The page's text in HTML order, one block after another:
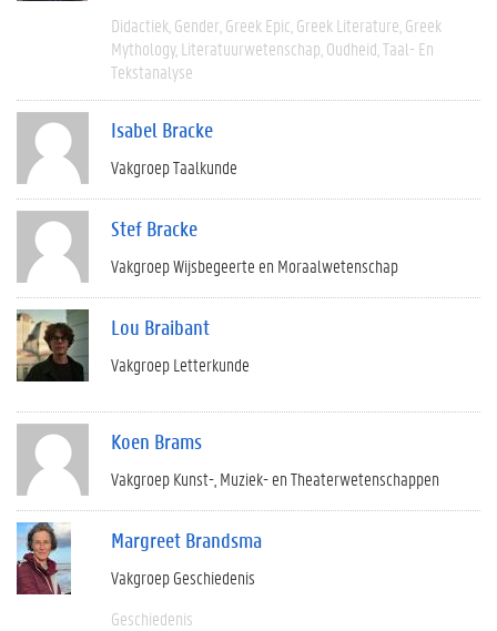
Didactiek Gender Greek Epic Greek Literature Greek
Mythology Literatuurwetenschap Oudheid Taal- En
Tekstanalyse
Isabel Bracke
Vakgroep Taalkunde
Stef Bracke
Vakgroep Wijsbegeerte en Moraalwetenschap
Lou Braibant
Vakgroep Letterkunde
Koen Brams
Vakgroep Kunst-, Muziek- en Theaterwetenschappen
Margreet Brandsma
Vakgroep Geschiedenis
Geschiedenis